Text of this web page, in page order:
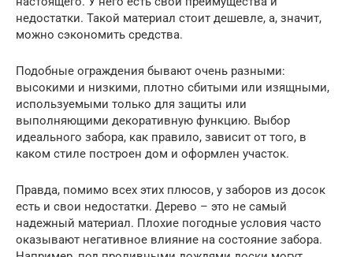
недостатки. Такой материал стоит дешевле, а, значит,
можно сэкономить средства.
Подобные ограждения бывают очень разными:
высокими и низкими, плотно сбитыми или изящными,
используемыми только для защиты или
выполняющими декоративную функцию. Выбор
идеального забора, как правило, зависит от того, в
каком стиле построен дом и оформлен участок.
Правда, помимо всех этих плюсов, у заборов из досок
есть и свои недостатки. Дерево – это не самый
надежный материал. Плохие погодные условия часто
оказывают негативное влияние на состояние забора.